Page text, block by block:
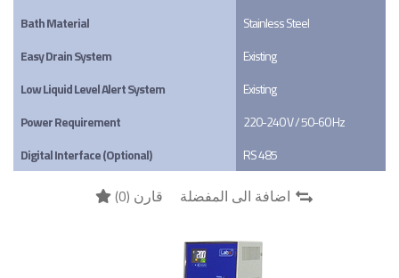
Bath Material
Stainless Steel
Easy Drain System
Existing
Low Liquid Level Alert System
Existing
Power Requirement
220-240 V / 50-60 Hz
Digital Interface (Optional)
RS 485
قارن (0
) اضافة الى المفضلة